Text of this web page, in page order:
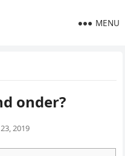
MENU
onder?
2019